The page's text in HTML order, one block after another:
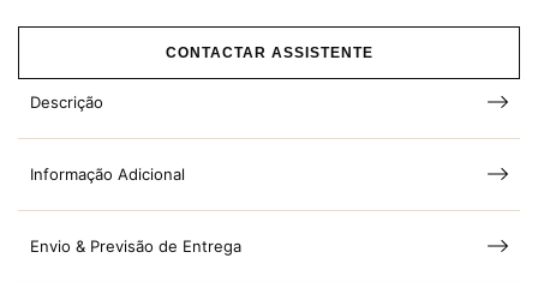
CONTACTAR ASSISTENTE
Descrição
Informação Adicional
Envio & Previsão de Entrega